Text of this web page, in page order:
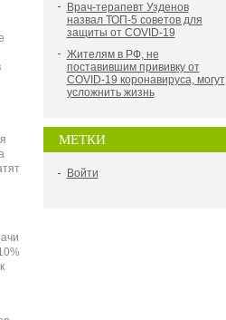
Врач-терапевт Узденов
назвал ТОП-5 советов для
защиты от COVID-19
Жителям в РФ, не
поставившим прививку от
COVID-19 коронавируса, могут
усложнить жизнь
МЕТКИ
Войти